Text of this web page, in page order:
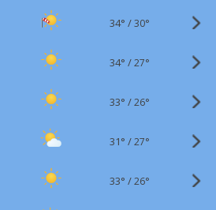
34° /30°
34° /27°
33° /26°
31° /27°
33° /26°